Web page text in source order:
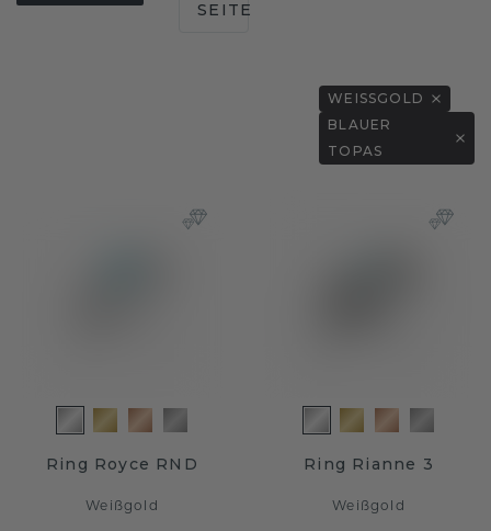
SEITE
WEISSGOLD
BLAUER
TOPAS
Ring Royce RND
Weißgold
Ring Rianne 3
Weißgold